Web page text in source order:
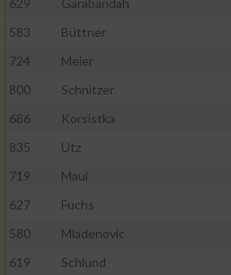
629
Garabandah
583
Büttner
724
Meier
800
Schnitzer
686
Korsistka
835
Utz
719
Maul
627
Fuchs
580
Mladenovic
619
Schlund
Analyse von Zielgruppen durch
oder Kombinationen von Daten aus
verschiedenen Quellen
Verwendung reduzierter Daten
von Inhalten
IAB-Besonderheiten:
Verwendung genauer